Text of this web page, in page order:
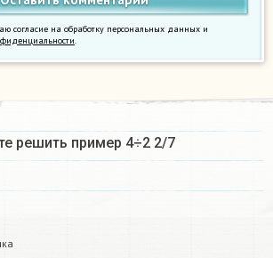
согласие на обработку персональных данных и
.
решить пример 4÷2 2/7